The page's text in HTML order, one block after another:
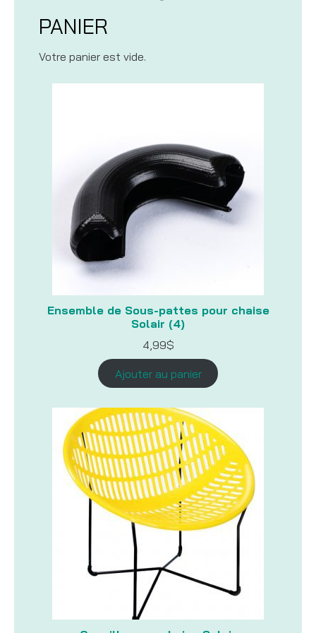
PANIER
Votre panier est vide.
Ensemble de Sous-pattes pour chaise
Solair (4)
4,99$
Ajouter au panier